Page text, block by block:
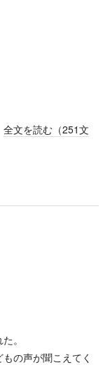
全文を読む（251文
。
の声が聞こえてく